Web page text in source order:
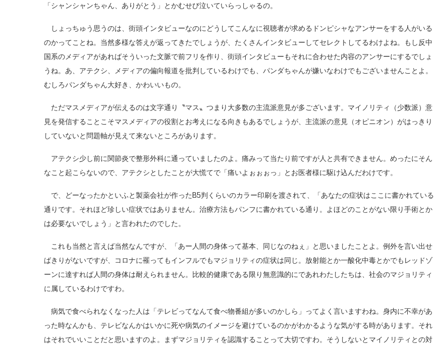
「シャンシャンちゃん、ありがとう」とかむせび泣いていらっしゃるの。
しょっちゅう思うのは、街頭インタビューなのにどうしてこんなに視聴者が求めるドンピシャなアンサーをする人がいる
のかってことね。当然多様な答えが返ってきたでしょうが、たくさんインタビューしてセレクトしてるわけよね。もし反中
国系のメディアがあればそういった文脈で前フリを作り、街頭インタビューもそれに合わせた内容のアンサーにするでしょ
うね。あ、アテクシ、メディアの偏向報道を批判しているわけでも、パンダちゃんが嫌いなわけでもございませんことよ。
むしろパンダちゃん大好き、かわいいもの。
ただマスメディアが伝えるのは文字通り〝マス〟つまり大多数の主流派意見が多ございます。マイノリティ（少数派）意
見を発信することこそマスメディアの役割とお考えになる向きもあるでしょうが、主流派の意見（オピニオン）がはっきり
していないと問題軸が見えて来ないところがあります。
アテクシ少し前に関節炎で整形外科に通っていましたのよ。痛みって当たり前ですが人と共有できません。めったにそん
なこと起こらないので、アテクシとしたことが大慌てで「痛いよぉぉぉっ」とお医者様に駆け込んだわけです。
で、どーなったかといふと製薬会社が作ったB5判くらいのカラー印刷を渡されて、「あなたの症状はここに書かれている
通りです。それほど珍しい症状ではありません。治療方法もパンフに書かれている通り。よほどのことがない限り手術とか
は必要ないでしょう」と言われたのでした。
これも当然と言えば当然なんですが、「あー人間の身体って基本、同じなのねぇ」と思いましたことよ。例外を言い出せ
ばきりがないですが、コロナに罹ってもインフルでもマジョリティの症状は同じ。放射能とか一酸化中毒とかでもレッドゾ
ーンに達すれば人間の身体は耐えられません。比較的健康である限り無意識的にであれわたしたちは、社会のマジョリティ
に属しているわけですわ。
病気で食べられなくなった人は「テレビってなんて食べ物番組が多いのかしら」ってよく言いますわね。身内に不幸があ
った時なんかも、テレビなんかはいかに死や病気のイメージを避けているのかがわかるような気がする時があります。それ
はそれでいいことだと思いますのよ。まずマジョリティを認識することって大切ですわ。そうしないとマイノリティとの対